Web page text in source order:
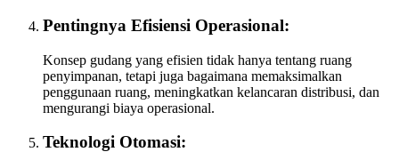
Pentingnya Efisiensi Operasional:
Konsep gudang yang efisien tidak hanya tentang ruang
penyimpanan, tetapi juga bagaimana memaksimalkan
penggunaan ruang, meningkatkan kelancaran distribusi, dan
mengurangi biaya operasional.
Teknologi Otomasi: